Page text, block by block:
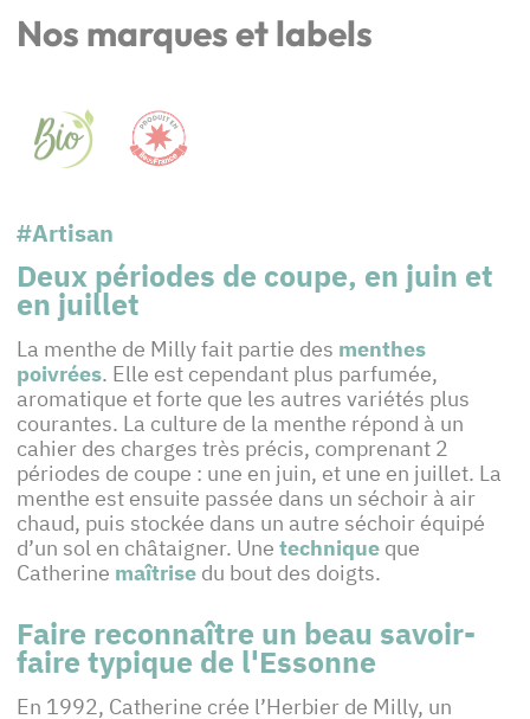
Nos marques et labels
#Artisan
Deux périodes de coupe, en juin et
en juillet
La menthe de Milly fait partie des menthes
poivrées. Elle est cependant plus parfumée,
aromatique et forte que les autres variétés plus
courantes. La culture de la menthe répond à un
cahier des charges très précis, comprenant 2
périodes de coupe : une en juin, et une en juillet. La
menthe est ensuite passée dans un séchoir à air
chaud, puis stockée dans un autre séchoir équipé
d’un sol en châtaigner. Une technique que
Catherine maîtrise du bout des doigts.
Faire reconnaître un beau savoir-
faire typique de l'Essonne
En 1992, Catherine crée l’Herbier de Milly, un